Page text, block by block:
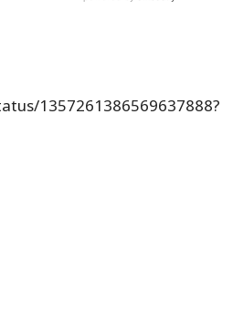
1357261386569637888?